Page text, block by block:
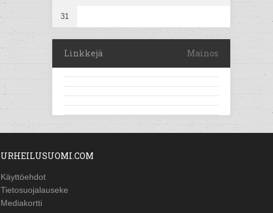
31
Linkkejä Mainos
URHEILUSUOMI.COM
Käyttöehdot
Tietosuojalauseke
Mediakortti